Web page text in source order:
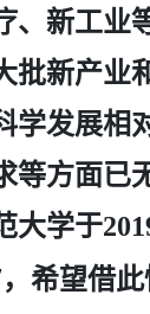
、新工业
批新产业
学发展
等方面已
大学于
希望借